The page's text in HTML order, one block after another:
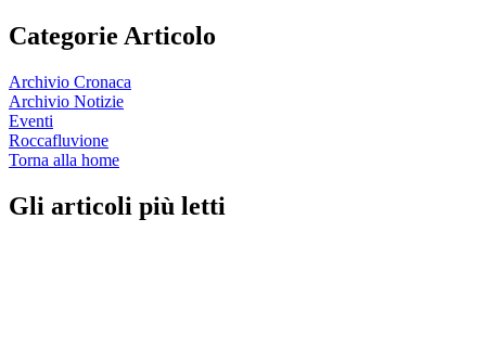
Categorie Articolo
Archivio Cronaca
Archivio Notizie
Eventi
Roccafluvione
Torna alla home
Gli articoli più letti